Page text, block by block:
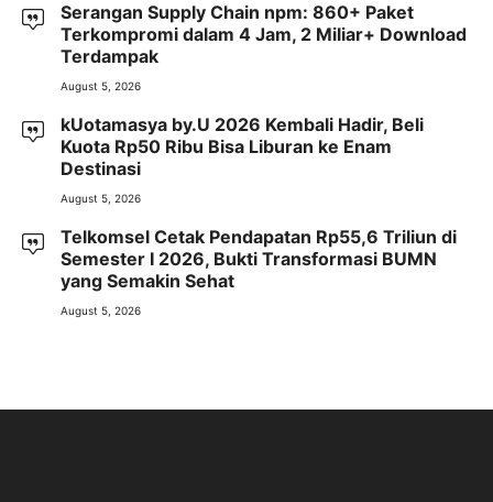
Serangan Supply Chain npm: 860+ Paket
Terkompromi dalam 4 Jam, 2 Miliar+ Download
Terdampak
August 5, 2026
kUotamasya by.U 2026 Kembali Hadir, Beli
Kuota Rp50 Ribu Bisa Liburan ke Enam
Destinasi
August 5, 2026
Telkomsel Cetak Pendapatan Rp55,6 Triliun di
Semester I 2026, Bukti Transformasi BUMN
yang Semakin Sehat
August 5, 2026